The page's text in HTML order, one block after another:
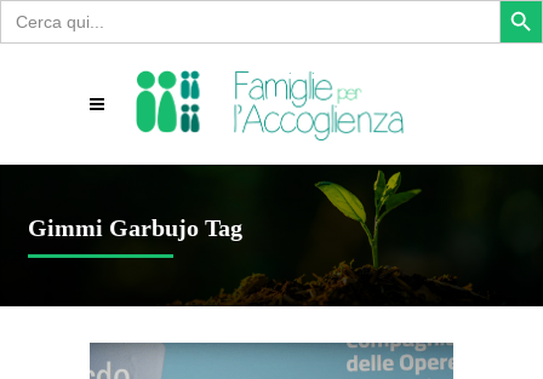
Search
for:
Gimmi Garbujo Tag